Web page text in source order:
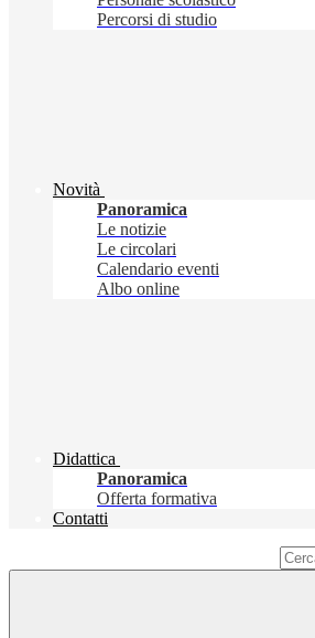
Percorsi di studio
Novità
Panoramica
Le notizie
Le circolari
Calendario eventi
Albo online
Didattica
Panoramica
Offerta formativa
Contatti